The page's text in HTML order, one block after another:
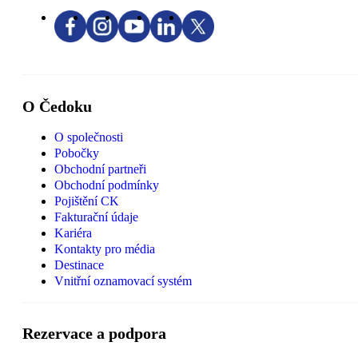
O Čedoku
O společnosti
Pobočky
Obchodní partneři
Obchodní podmínky
Pojištění CK
Fakturační údaje
Kariéra
Kontakty pro média
Destinace
Vnitřní oznamovací systém
Rezervace a podpora